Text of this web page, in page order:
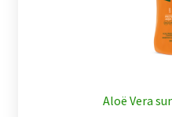
Aloë Vera